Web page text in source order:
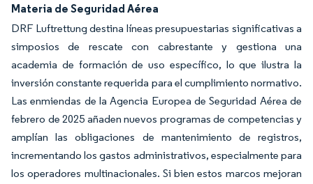
Materia de Seguridad Aérea
DRF Luftrettung destina líneas presupuestarias significativas a
simposios de rescate con cabrestante y gestiona una
academia de formación de uso específico, lo que ilustra la
inversión constante requerida para el cumplimiento normativo.
Las enmiendas de la Agencia Europea de Seguridad Aérea de
febrero de 2025 añaden nuevos programas de competencias y
amplían las obligaciones de mantenimiento de registros,
incrementando los gastos administrativos, especialmente para
los operadores multinacionales. Si bien estos marcos mejoran